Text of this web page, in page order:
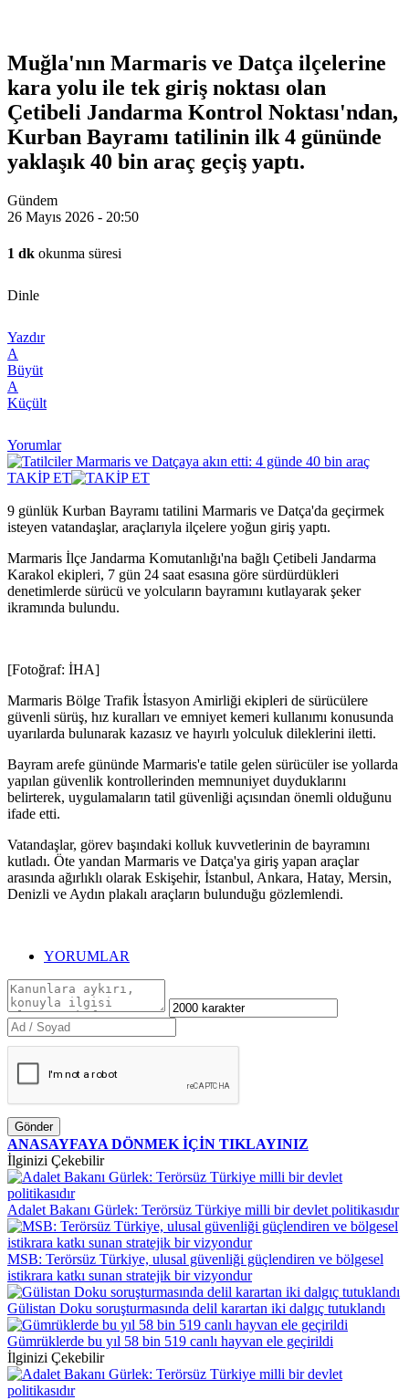
Muğla'nın Marmaris ve Datça ilçelerine
kara yolu ile tek giriş noktası olan
Çetibeli Jandarma Kontrol Noktası'ndan,
Kurban Bayramı tatilinin ilk 4 gününde
yaklaşık 40 bin araç geçiş yaptı.
Gündem
26 Mayıs 2026 - 20:50
1 dk okunma süresi
Dinle
Yazdır
A
Büyüt
A
Küçült
Yorumlar
TAKİP ET
9 günlük Kurban Bayramı tatilini Marmaris ve Datça'da geçirmek
isteyen vatandaşlar, araçlarıyla ilçelere yoğun giriş yaptı.
Marmaris İlçe Jandarma Komutanlığı'na bağlı Çetibeli Jandarma
Karakol ekipleri, 7 gün 24 saat esasına göre sürdürdükleri
denetimlerde sürücü ve yolcuların bayramını kutlayarak şeker
ikramında bulundu.
[Fotoğraf: İHA]
Marmaris Bölge Trafik İstasyon Amirliği ekipleri de sürücülere
güvenli sürüş, hız kuralları ve emniyet kemeri kullanımı konusunda
uyarılarda bulunarak kazasız ve hayırlı yolculuk dileklerini iletti.
Bayram arefe gününde Marmaris'e tatile gelen sürücüler ise yollarda
yapılan güvenlik kontrollerinden memnuniyet duyduklarını
belirterek, uygulamaların tatil güvenliği açısından önemli olduğunu
ifade etti.
Vatandaşlar, görev başındaki kolluk kuvvetlerinin de bayramını
kutladı. Öte yandan Marmaris ve Datça'ya giriş yapan araçlar
arasında ağırlıklı olarak Eskişehir, İstanbul, Ankara, Hatay, Mersin,
Denizli ve Aydın plakalı araçların bulunduğu gözlemlendi.
YORUMLAR
Gönder
ANASAYFAYA DÖNMEK İÇİN TIKLAYINIZ
İlginizi Çekebilir
Adalet Bakanı Gürlek: Terörsüz Türkiye milli bir devlet politikasıdır
MSB: Terörsüz Türkiye, ulusal güvenliği güçlendiren ve bölgesel
istikrara katkı sunan stratejik bir vizyondur
Gülistan Doku soruşturmasında delil karartan iki dalgıç tutuklandı
Gümrüklerde bu yıl 58 bin 519 canlı hayvan ele geçirildi
İlginizi Çekebilir